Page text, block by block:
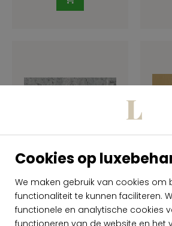
Cookies op
We maken gebruik van cookies om
functionaliteit te kunnen faciliteren.
functionele en analytische cookies
functioneren van de website en het
Arte Antares
Antares ANT505
€ 109,00 per meter
Op voorraad
€